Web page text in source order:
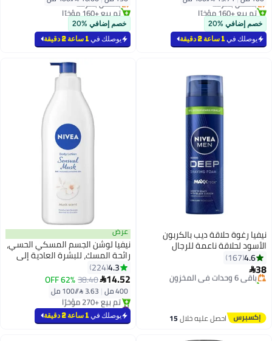
تم بيع +160 مؤخرًا
#5 في كريم ليلي
خصم إضافي %20
يوصلك في 1 ساعة 2 دقيقة
تم بيع +160 مؤخرًا
#8 في كريم ليلي
خصم إضافي %20
يوصلك في 1 ساعة 2 دقيقة
نيفيا رغوة حلاقة ديب بالكربون
الأسود لحلاقة ناعمة للرجال
200ملليلتر4.6
167
38
#2 في كريمات الحلاقة الرجالية
توصيل مجاني
باقي 6 وحدات في المخزون
تم بيع +320 مؤخرًا
احصل عليه خلال15
عرض
نيفيا لوشن الجسم المسكي الحسي،
رائحة المسك، للبشرة العادية إلى
الجافة
4.3
224
14.52
38.40
62% OFF
400 مل |
#8 في الجسم
بتخلّص بسرعة
تم بيع +270 مؤخرًا
يوصلك في 1 ساعة 2 دقيقة